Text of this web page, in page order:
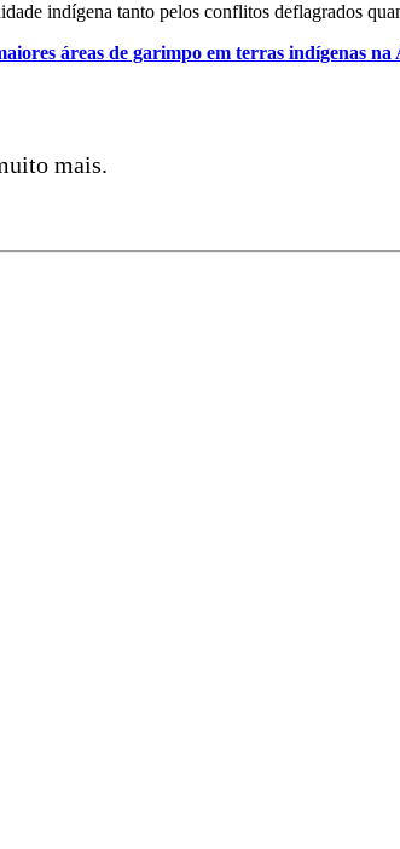
indígena tanto pelos conflitos deflagrados
áreas de garimpo em terras indígenas
mais.